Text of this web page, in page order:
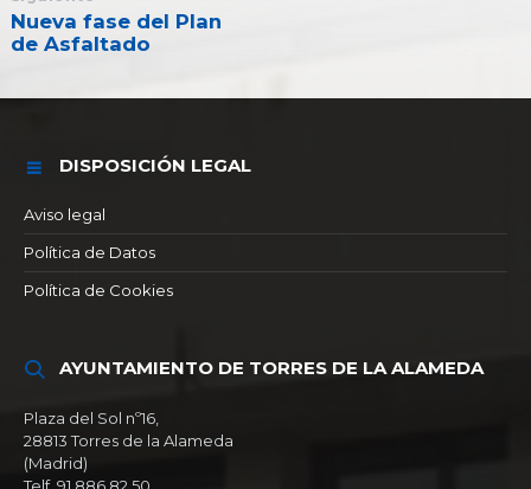
Nueva fase del Plan
de Asfaltado
DISPOSICIÓN LEGAL
Aviso legal
Política de Datos
Política de Cookies
AYUNTAMIENTO DE TORRES DE LA ALAMEDA
Plaza del Sol nº16,
28813 Torres de la Alameda
(Madrid)